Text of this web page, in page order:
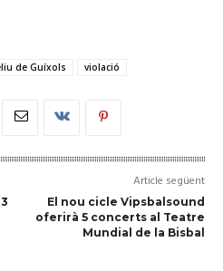
de Guíxols violació
Article següent
El nou cicle Vipsbalsound
oferirà 5 concerts al Teatre
Mundial de la Bisbal